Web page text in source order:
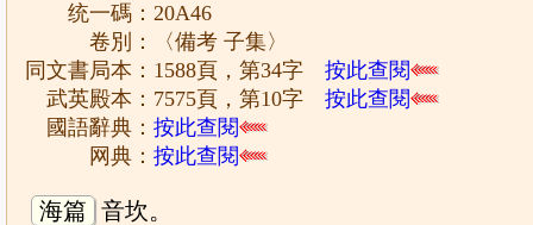
统一碼：20A46
卷別：〈備考 子集〉
同文書局本：1588頁，第34字按此查閱
武英殿本：7575頁，第10字按此查閱
國語辭典：按此查閱
网典：按此查閱
海篇 音坎。